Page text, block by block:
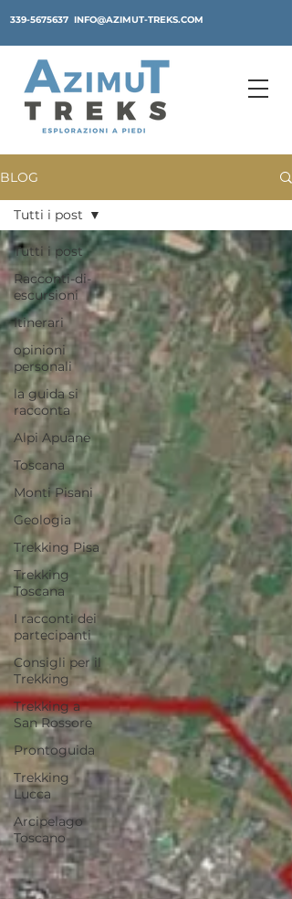
339-5675637 INFO@AZIMUT-TREKS.COM
BLOG
Tutti i post
Racconti-di-
escursioni
Itinerari
opinioni
personali
la guida si
racconta
Alpi Apuane
Toscana
Monti Pisani
Geologia
Trekking Pisa
Trekking
Toscana
I racconti dei
partecipanti
Consigli per il
Trekking
Trekking a
San Rossore
Prontoguida
Trekking
Lucca
Arcipelago
Toscano
Tutti i post